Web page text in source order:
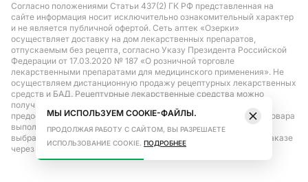
Согласно положениями Статьи 437(2) ГК РФ представленная на
сайте информация носит исключительно ознакомительный характер
и не является публичной офертой. Сеть аптек «Озерки»
осуществляет доставку на дом лекарственных препаратов,
отпускаемым без рецепта, согласно Указу Президента Российской
Федерации от 17.03.2020 № 187 «О розничной торговле
лекарственными препаратами для медицинского применения». Не
осуществляем дистанционную продажу рецептурных лекарственных
средств и БАД. Рецептурные лекарственные средства можно
получить только при помощи самовывоза в аптеке при
предоставлении рецепта, выписанного врачом. Бронирование товара
выполняется при условиях последующего выкупа заказа в
выбранном аптечном пункте. Цена действительна только при заказе
через сайт.
МЫ ИСПОЛЬЗУЕМ COOKIE-ФАЙЛЫ.
ПРОДОЛЖАЯ РАБОТУ С САЙТОМ, ВЫ РАЗРЕШАЕТЕ
ИСПОЛЬЗОВАНИЕ COOKIE. ПОДРОБНЕЕ